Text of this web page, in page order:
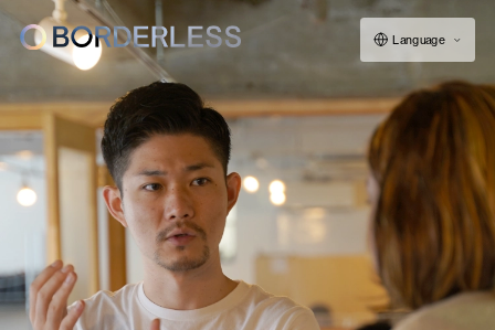
ボーダレスについて
グループの仕組み
Language